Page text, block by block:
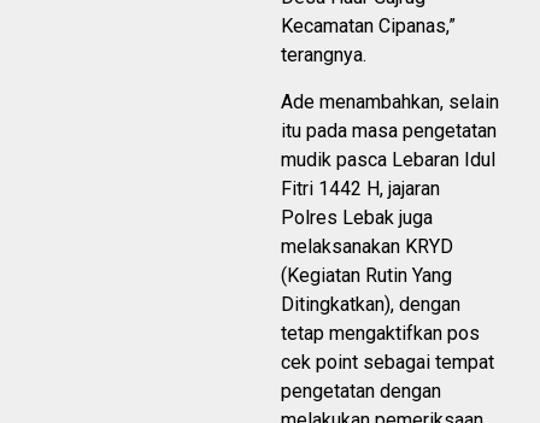
Kecamatan Cipanas,”
terangnya.
Ade menambahkan, selain
itu pada masa pengetatan
mudik pasca Lebaran Idul
Fitri 1442 H, jajaran
Polres Lebak juga
melaksanakan KRYD
(Kegiatan Rutin Yang
Ditingkatkan), dengan
tetap mengaktifkan pos
cek point sebagai tempat
pengetatan dengan